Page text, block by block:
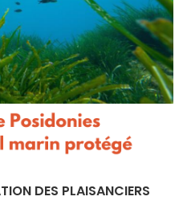
DES PLAISANCIERS